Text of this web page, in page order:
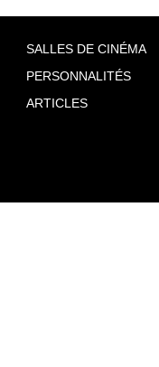
SALLES DE CINÉMA
PERSONNALITÉS
ARTICLES